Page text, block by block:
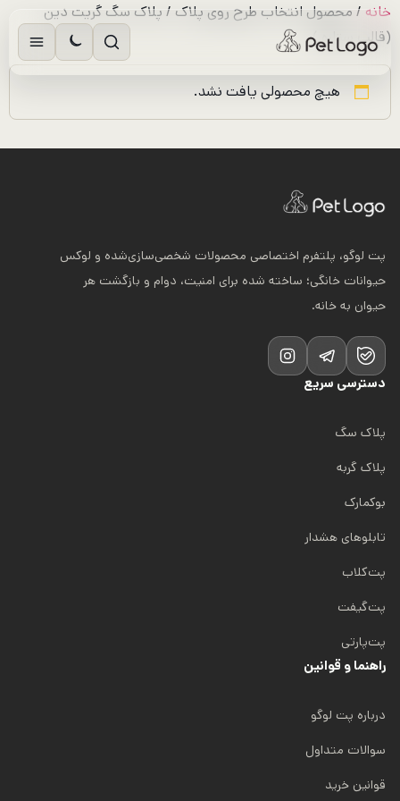
پرش
به
محتوا
خانه / محصول انتخاب طرح روی پلاک / پلاک سگ گریت دین
(قالب ستاره )
هیچ محصولی یافت نشد.
پت لوگو، پلتفرم اختصاصی محصولات شخصی‌سازی‌شده و لوکس
حیوانات خانگی؛ ساخته شده برای امنیت، دوام و بازگشت هر
حیوان به خانه.
دسترسی سریع
پلاک سگ
پلاک گربه
بوکمارک
تابلوهای هشدار
پت‌کلاب
پت‌گیفت
پت‌پارتی
راهنما و قوانین
درباره پت لوگو
سوالات متداول
قوانین خرید